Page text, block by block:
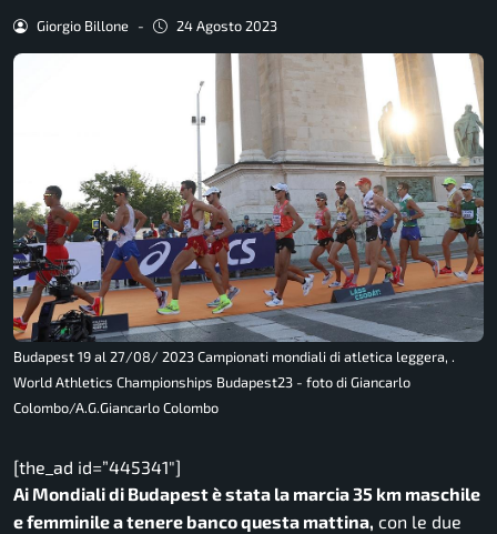
Giorgio Billone - 24 Agosto 2023
Budapest 19 al 27/08/ 2023 Campionati mondiali di atletica leggera, .
World Athletics Championships Budapest23 - foto di Giancarlo
Colombo/A.G.Giancarlo Colombo
[the_ad id=”445341″]
Ai Mondiali di Budapest è stata la marcia 35 km maschile
e femminile a tenere banco questa mattina, con le due